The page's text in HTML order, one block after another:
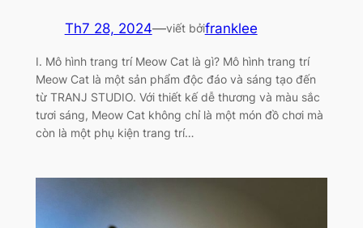
Th7 28, 2024—viết bởifranklee
I. Mô hình trang trí Meow Cat là gì? Mô hình trang trí
Meow Cat là một sản phẩm độc đáo và sáng tạo đến
từ TRANJ STUDIO. Với thiết kế dễ thương và màu sắc
tươi sáng, Meow Cat không chỉ là một món đồ chơi mà
còn là một phụ kiện trang trí…